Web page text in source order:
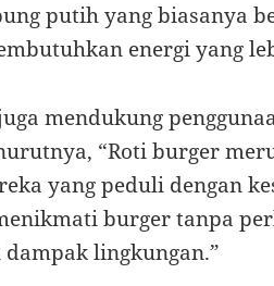
putih yang biasanya
energi yang
mendukung
“Roti burger
yang peduli dengan
burger tanpa
lingkungan.”